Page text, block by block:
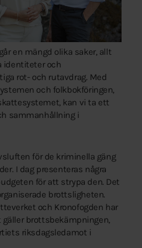
en mängd olika saker, allt
identiteter och
rot- och rutavdrag. Med
och folkbokföringen,
kan vi ta ett
sammanhållning i
för de kriminella gäng
I dag presenteras några
för att strypa den. Det
brottsligheten.
och Kronofogden har
brottsbekämpningen,
riksdagsledamot i